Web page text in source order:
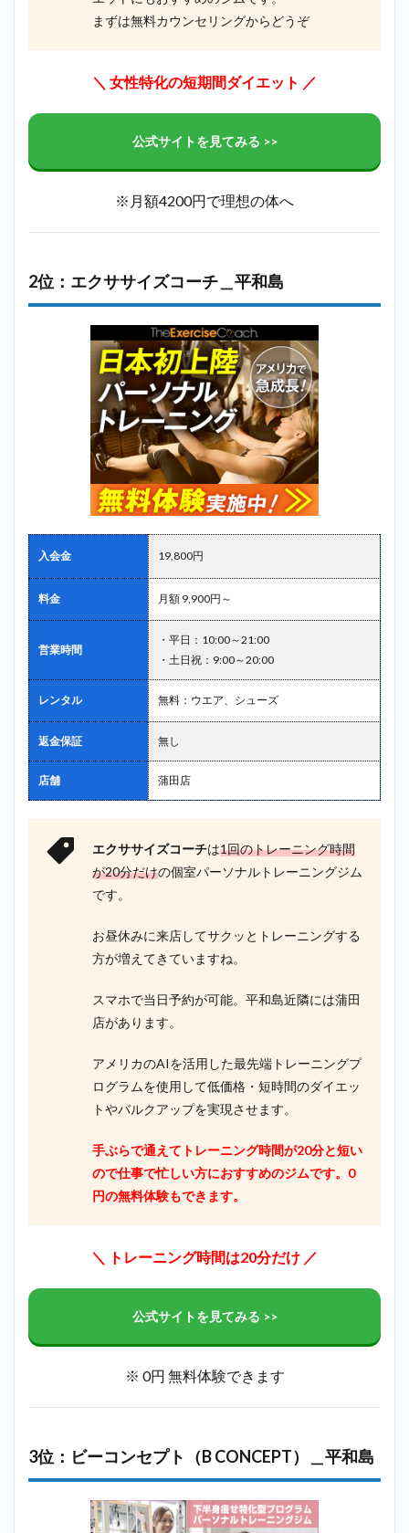
まずは無料カウンセリングからどうぞ
＼ 女性特化の短期間ダイエット ／
公式サイトを見てみる >>
※月額4200円で理想の体へ
2位：エクササイズコーチ＿平和島
入会金 19,800円
料金 月額 9,900円～
営業時間
・平日：10:00～21:00
・土日祝：9:00～20:00
レンタル 無料：ウエア、シューズ
返金保証 無し
店舗 蒲田店
エクササイズコーチは1回のトレーニング時間
が20分だけの個室パーソナルトレーニングジム
です。
お昼休みに来店してサクッとトレーニングする
方が増えてきていますね。
スマホで当日予約が可能。平和島近隣には蒲田
店があります。
アメリカのAIを活用した最先端トレーニングプ
ログラムを使用して低価格・短時間のダイエッ
トやバルクアップを実現させます。
手ぶらで通えてトレーニング時間が20分と短い
ので仕事で忙しい方におすすめのジムです。0
円の無料体験もできます。
＼ トレーニング時間は20分だけ ／
公式サイトを見てみる >>
※ 0円 無料体験できます
3位：ビーコンセプト（B CONCEPT）＿平和島